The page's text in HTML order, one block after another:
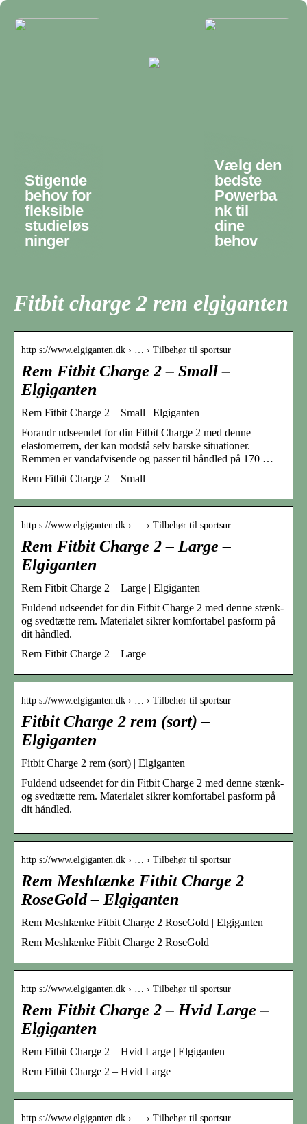
Stigende
behov for
fleksible
studieløs
ninger
Vælg den
bedste
Powerba
nk til
dine
behov
Fitbit charge 2 rem elgiganten
http s://www.elgiganten.dk › … › Tilbehør til sportsur
Rem Fitbit Charge 2 – Small –
Elgiganten
Rem Fitbit Charge 2 – Small | Elgiganten
Forandr udseendet for din Fitbit Charge 2 med denne
elastomerrem, der kan modstå selv barske situationer.
Remmen er vandafvisende og passer til håndled på 170 …
Rem Fitbit Charge 2 – Small
http s://www.elgiganten.dk › … › Tilbehør til sportsur
Rem Fitbit Charge 2 – Large –
Elgiganten
Rem Fitbit Charge 2 – Large | Elgiganten
Fuldend udseendet for din Fitbit Charge 2 med denne stænk-
og svedtætte rem. Materialet sikrer komfortabel pasform på
dit håndled.
Rem Fitbit Charge 2 – Large
http s://www.elgiganten.dk › … › Tilbehør til sportsur
Fitbit Charge 2 rem (sort) –
Elgiganten
Fitbit Charge 2 rem (sort) | Elgiganten
Fuldend udseendet for din Fitbit Charge 2 med denne stænk-
og svedtætte rem. Materialet sikrer komfortabel pasform på
dit håndled.
http s://www.elgiganten.dk › … › Tilbehør til sportsur
Rem Meshlænke Fitbit Charge 2
RoseGold – Elgiganten
Rem Meshlænke Fitbit Charge 2 RoseGold | Elgiganten
Rem Meshlænke Fitbit Charge 2 RoseGold
http s://www.elgiganten.dk › … › Tilbehør til sportsur
Rem Fitbit Charge 2 – Hvid Large –
Elgiganten
Rem Fitbit Charge 2 – Hvid Large | Elgiganten
Rem Fitbit Charge 2 – Hvid Large
http s://www.elgiganten.dk › … › Tilbehør til sportsur